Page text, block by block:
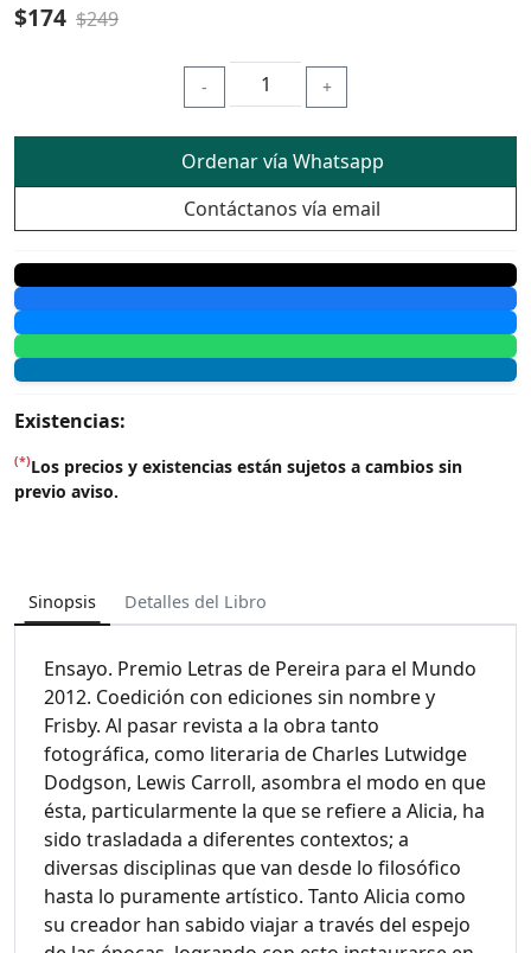
$174 $249
- +
Ordenar vía Whatsapp
Contáctanos vía email
Existencias:
(*)Los precios y existencias están sujetos a cambios sin
previo aviso.
Sinopsis Detalles del Libro
Ensayo. Premio Letras de Pereira para el Mundo
2012. Coedición con ediciones sin nombre y
Frisby. Al pasar revista a la obra tanto
fotográfica, como literaria de Charles Lutwidge
Dodgson, Lewis Carroll, asombra el modo en que
ésta, particularmente la que se refiere a Alicia, ha
sido trasladada a diferentes contextos; a
diversas disciplinas que van desde lo filosófico
hasta lo puramente artístico. Tanto Alicia como
su creador han sabido viajar a través del espejo